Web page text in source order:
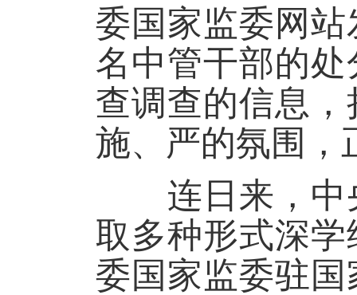
委国家监委网
名中管干部的
查调查的信息
施、严的氛围，
连日来，中央
取多种形式深
委国家监委驻